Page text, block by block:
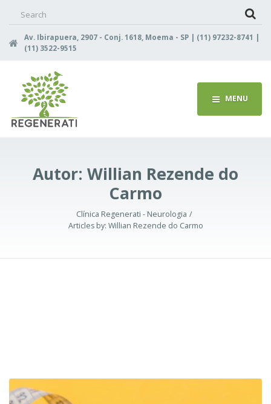
Av. Ibirapuera, 2907 - Conj. 1618, Moema - SP | (11) 97232-8741 |
(11) 3522-9515
MENU
Autor: Willian Rezende do
Carmo
Clínica Regenerati - Neurologia
Articles by: Willian Rezende do Carmo